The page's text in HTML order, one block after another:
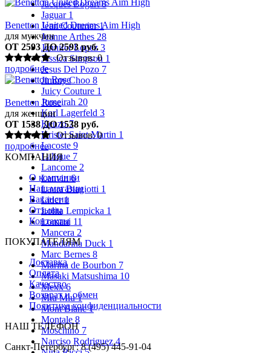
Jacques Bogart8
Jaguar 1
Jean Couturier1
Jeanne Arthes 28
Jennifer Lopez3
Jessica Simpson 1
Jesus Del Pozo 7
Jimmy Choo 8
Juicy Couture 1
Jumeirah 20
Karl Lagerfeld 3
Kenzo7
Kristel Saint Martin 1
Lacoste 9
Lalique 7
Lancome 2
Lanvin6
Laura Biagiotti 1
Lider1
Lolita Lempicka 1
Lomani 11
Mancera 2
Mandarina Duck 1
Marc Bernes 8
Marina de Bourbon 7
Masaki Matsushima 10
Mexx6
Miu Miu1
Mont Blanc1
Montale 8
Moschino 7
Narciso Rodriguez4
Benetton United Dreams Aim High
для мужчин
ОТ 2593 ДО 2593 руб.
Отзывов: 0
подробнее
Benetton Rose
для женщин
ОТ 1538 ДО 1538 руб.
Отзывов: 0
подробнее
КОМПАНИЯ
О компании
Наш магазин
Вакансии
Отзывы
Контакты
ПОКУПАТЕЛЯМ
Доставка
Оплата
Качество
Возврат и обмен
Политика конфиденциальности
НАШ ТЕЛЕФОН
Санкт-Петербург: 8 (495) 445-91-04